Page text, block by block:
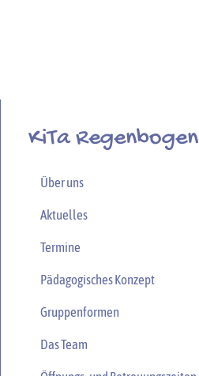
KiTa Regenbogen
Über uns
Aktuelles
Termine
Pädagogisches Konzept
Gruppenformen
Das Team